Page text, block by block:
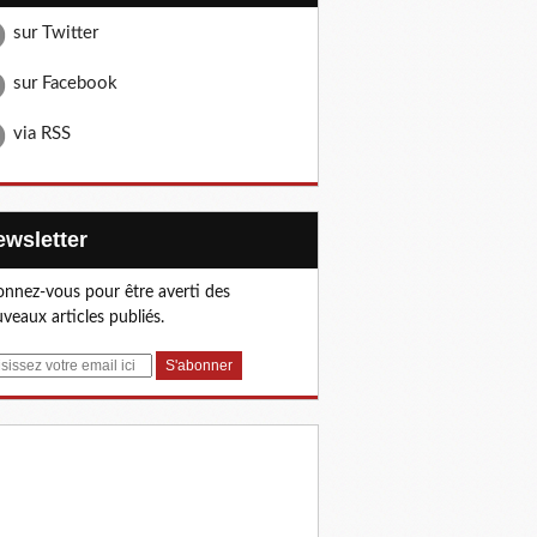
sur Twitter
sur Facebook
via RSS
vous pour être averti des
articles publiés.